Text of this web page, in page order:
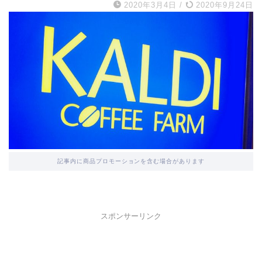
2020年3月4日 / 2020年9月24日
記事内に商品プロモーションを含む場合があります
スポンサーリンク